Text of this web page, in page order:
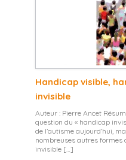
Handicap visible,
invisible
Auteur : Pierre Ancet
question du « handicap
de l’autisme aujourd’hui,
nombreuses autres formes
invisible […]